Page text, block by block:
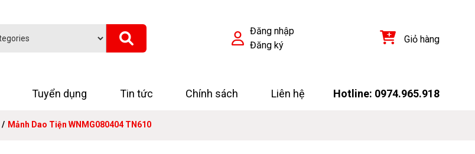
Đăng nhập
Đăng ký
Giỏ hàng
Tuyển dụng Tin tức Chính sách Liên hệ Hotline: 0974.965.918
Mảnh Dao Tiện WNMG080404 TN610